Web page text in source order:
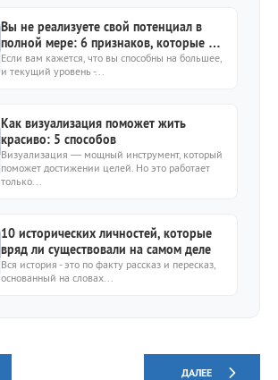
Вы не реализуете свой потенциал в
полной мере: 6 признаков, которые на
это указывают
Если вам кажется, что вы способны на большее,
и текущий уровень -...
Как визуализация поможет жить
красиво: 5 способов
Визуализация — мощный инструмент, который
поможет достижении целей. Но это работает
только...
10 исторических личностей, которые
вряд ли существовали на самом деле
Вся история - это по факту рассказ и пересказ,
основанный на словах...
ДАЛЕЕ